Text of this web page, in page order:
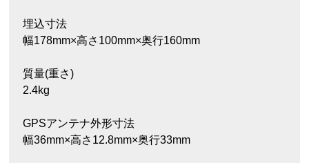
埋込寸法
幅178mm×高さ100mm×奥行160mm
質量(重さ)
2.4kg
GPSアンテナ外形寸法
幅36mm×高さ12.8mm×奥行33mm